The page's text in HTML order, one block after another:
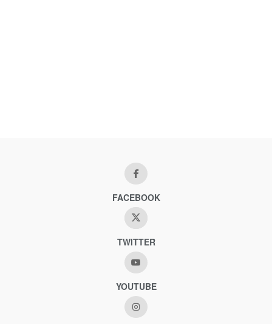
FACEBOOK
TWITTER
YOUTUBE